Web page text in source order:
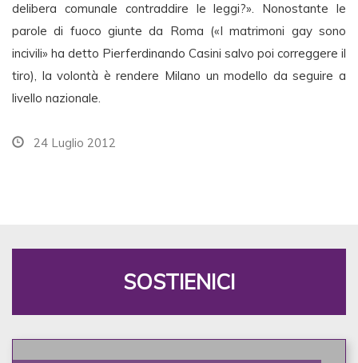
delibera comunale contraddire le leggi?». Nonostante le
parole di fuoco giunte da Roma («I matrimoni gay sono
incivili» ha detto Pierferdinando Casini salvo poi correggere il
tiro), la volontà è rendere Milano un modello da seguire a
livello nazionale.
24 Luglio 2012
SOSTIENICI